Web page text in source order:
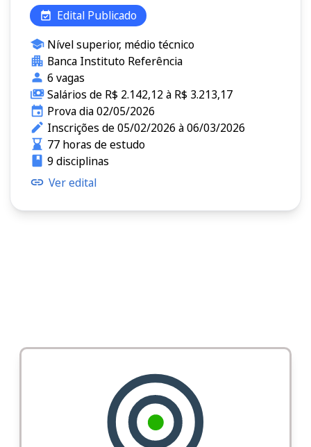
Edital Publicado
Nível superior, médio técnico
Banca Instituto Referência
6 vagas
Salários de R$ 2.142,12 à R$ 3.213,17
Prova dia 02/05/2026
Inscrições de 05/02/2026 à 06/03/2026
77 horas de estudo
9 disciplinas
Ver edital